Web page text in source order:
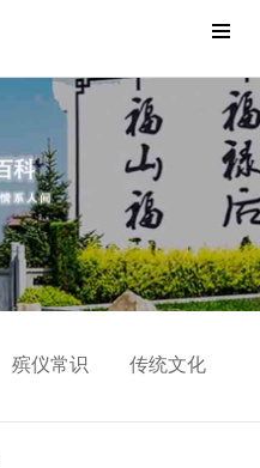
殡仪常识 传统文化